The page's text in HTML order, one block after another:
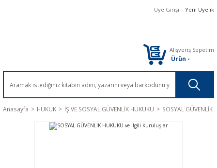
Üye Girişi Yeni Üyelik
Alışveriş Sepetim
Ürün -
Anasayfa HUKUK İŞ VE SOSYAL GÜVENLİK HUKUKU SOSYAL